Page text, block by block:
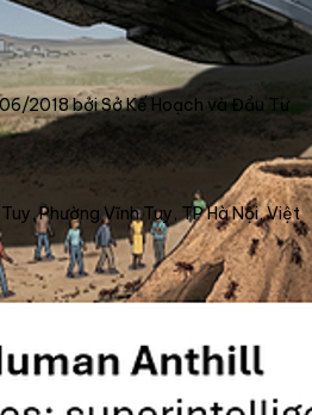
2018 bởi Sở Kế Hoạch và Đầu Tư
Phường Vĩnh Tuy, TP Hà Nội, Việt